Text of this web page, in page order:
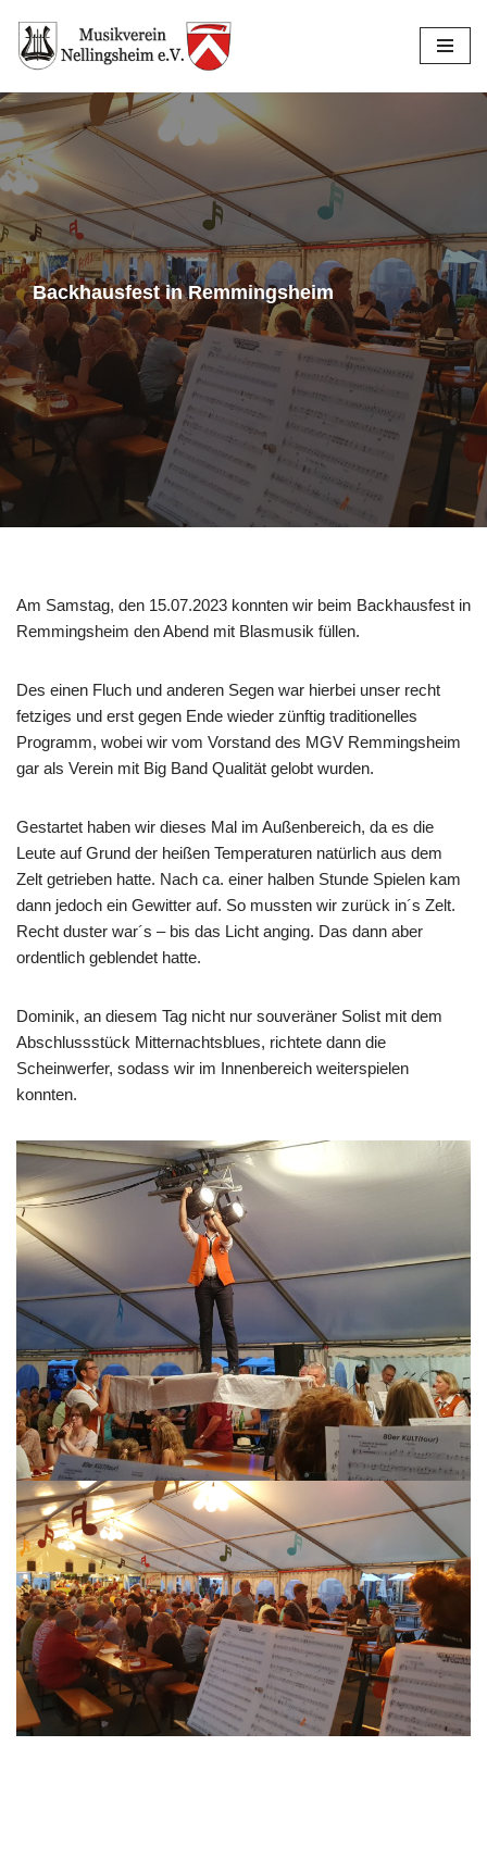
Zum
springen
Backhausfest in Remmingsheim
Am Samstag, den 15.07.2023 konnten wir beim Backhausfest in
Remmingsheim den Abend mit Blasmusik füllen.
Des einen Fluch und anderen Segen war hierbei unser recht
fetziges und erst gegen Ende wieder zünftig traditionelles
Programm, wobei wir vom Vorstand des MGV Remmingsheim
gar als Verein mit Big Band Qualität gelobt wurden.
Gestartet haben wir dieses Mal im Außenbereich, da es die
Leute auf Grund der heißen Temperaturen natürlich aus dem
Zelt getrieben hatte. Nach ca. einer halben Stunde Spielen kam
dann jedoch ein Gewitter auf. So mussten wir zurück in´s Zelt.
Recht duster war´s – bis das Licht anging. Das dann aber
ordentlich geblendet hatte.
Dominik, an diesem Tag nicht nur souveräner Solist mit dem
Abschlussstück Mitternachtsblues, richtete dann die
Scheinwerfer, sodass wir im Innenbereich weiterspielen
konnten.